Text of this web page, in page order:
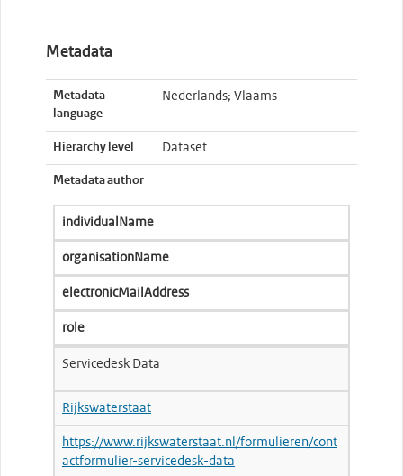
Metadata
Metadata
language
Nederlands; Vlaams
Hierarchy level Dataset
Metadata author
individualName
organisationName
electronicMailAddress
role
Servicedesk Data
Rijkswaterstaat
https://www.rijkswaterstaat.nl/formulieren/cont
actformulier-servicedesk-data